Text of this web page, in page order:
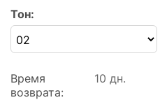
Тон:
Время
возврата:
10 дн.